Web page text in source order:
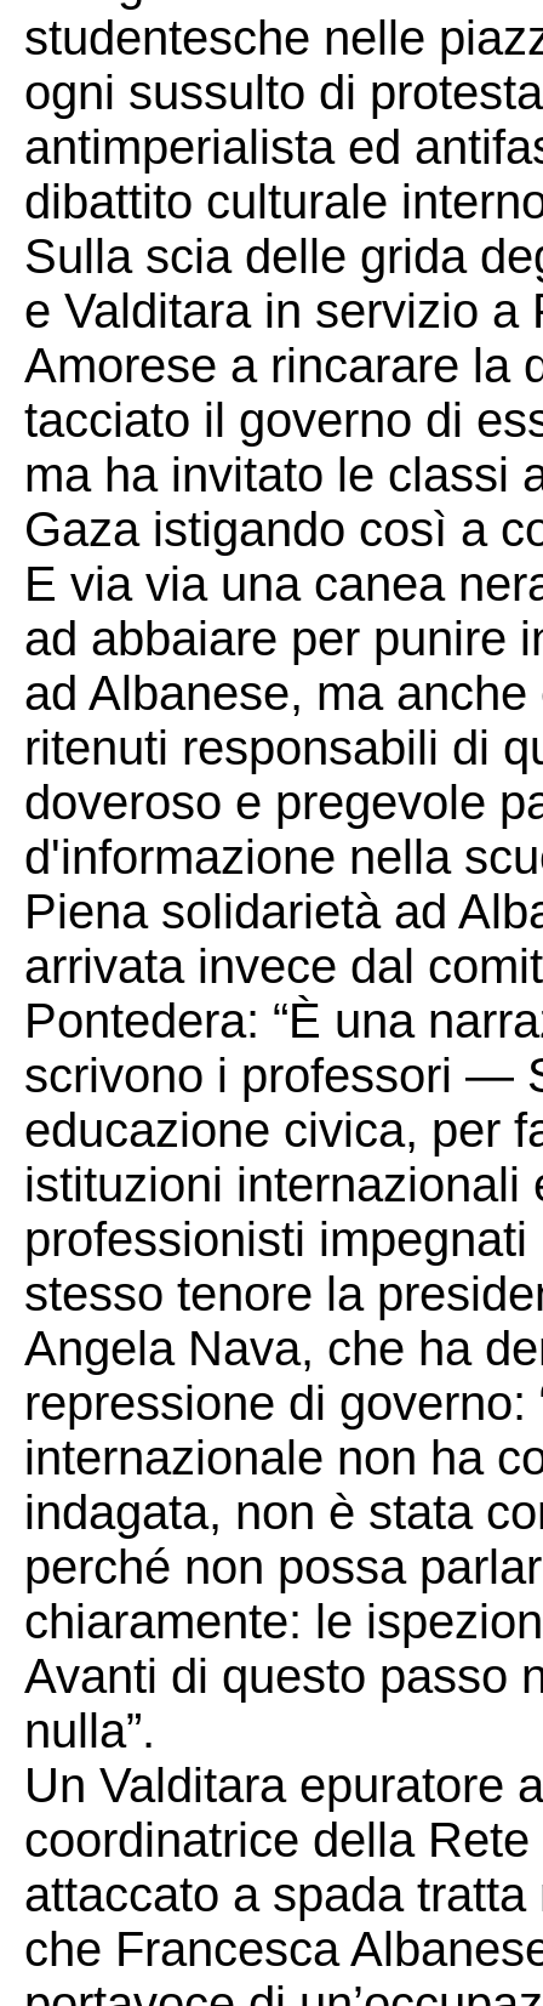
studentesche nelle
ogni sussulto di
antimperialista ed
dibattito culturale
Sulla scia delle grida
e Valditara in servizio a
Amorese a rincarare la
tacciato il governo di
ma ha invitato le classi
Gaza istigando così a
E via via una canea
ad abbaiare per punire
ad Albanese, ma
ritenuti responsabili di
doveroso e pregevole
d'informazione nella
Piena solidarietà ad
arrivata invece dal
Pontedera: “È una
scrivono i professori —
educazione civica, per
istituzioni internazionali
professionisti
stesso tenore la
Angela Nava, che ha
repressione di governo:
internazionale non ha
indagata, non è stata
perché non possa
chiaramente: le
Avanti di questo passo
nulla”.
Un Valditara epuratore
coordinatrice della
attaccato a spada
che Francesca